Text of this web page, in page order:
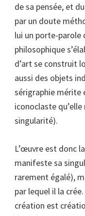
de sa pensée, et
par un doute
lui un porte-parole
philosophique
d’art se construit
aussi des objets
sérigraphie mérite
iconoclaste
singularité).
L’œuvre est donc
manifeste sa
rarement égalé),
par lequel il la
création est